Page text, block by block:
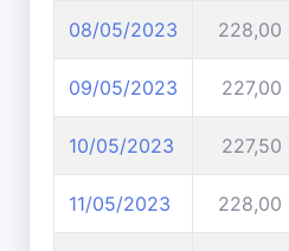
08/05/2023 228,00
09/05/2023 227,00
10/05/2023 227,50
11/05/2023 228,00